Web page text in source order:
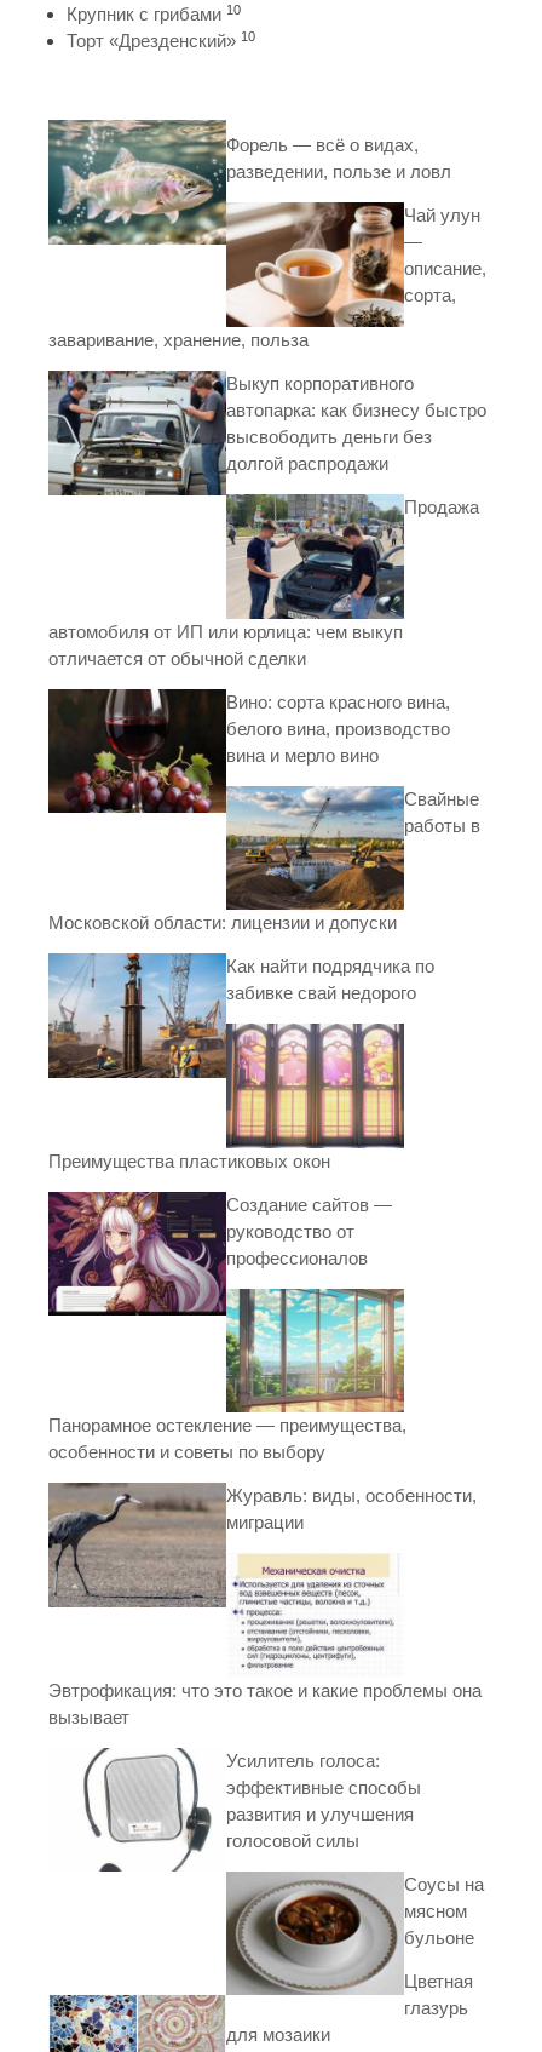
Крупник с грибами 10
Торт «Дрезденский» 10
Форель — всё о видах,
разведении, пользе и ловл
Чай улун
—
описание,
сорта,
заваривание, хранение, польза
Выкуп корпоративного
автопарка: как бизнесу быстро
высвободить деньги без
долгой распродажи
Продажа
автомобиля от ИП или юрлица: чем выкуп
отличается от обычной сделки
Вино: сорта красного вина,
белого вина, производство
вина и мерло вино
Свайные
работы в
Московской области: лицензии и допуски
Как найти подрядчика по
забивке свай недорого
Преимущества пластиковых окон
Создание сайтов —
руководство от
профессионалов
Панорамное остекление — преимущества,
особенности и советы по выбору
Журавль: виды, особенности,
миграции
Эвтрофикация: что это такое и какие проблемы она
вызывает
Усилитель голоса:
эффективные способы
развития и улучшения
голосовой силы
Соусы на
мясном
бульоне
Цветная
глазурь
для мозаики